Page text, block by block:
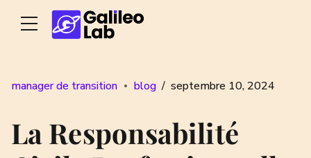
manager de transition blog septembre 10, 2024
La Responsabilité